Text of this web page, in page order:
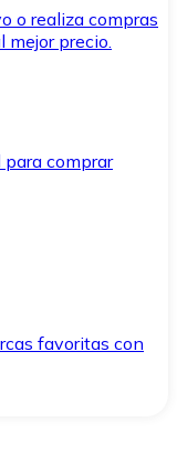
o realiza compras
mejor precio.
comprar
favoritas con